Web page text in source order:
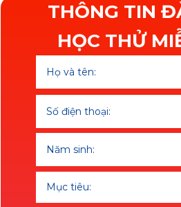
THÔNG TIN
HỌC THỬ